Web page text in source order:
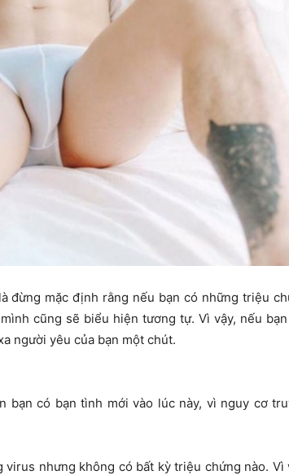
đừng mặc định rằng nếu bạn có những triệu
cũng sẽ biểu hiện tương tự. Vì vậy, nếu
người yêu của bạn một chút.
bạn có bạn tình mới vào lúc này, vì nguy cơ
nhưng không có bất kỳ triệu chứng nào. Vì